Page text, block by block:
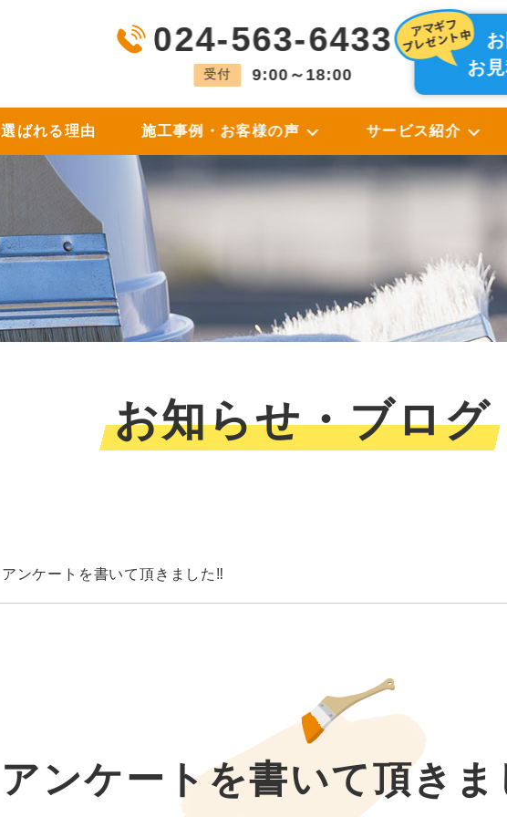
024-563-6433
受付 9:00～18:00
お
選ばれる理由 施工事例・お客様の声 サービス紹介
お知らせ・ブログ
アンケートを書いて頂きました‼︎
アンケートを書いて頂き